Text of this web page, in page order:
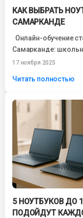
КАК ВЫБРАТЬ
САМАРКАНДЕ
Онлайн-обучение
Самарканде:
студенты проходят
17 ноября 2025
Читать полностью
5 НОУТБУКОВ ДО
ПОДОЙДУТ